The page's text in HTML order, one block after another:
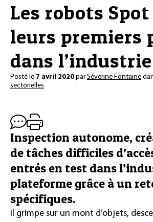
Les robots
leurs premiers
dans l’industrie
Posté le 7 avril 2020 parSéverine Fontaine
sectorielles
Inspection autonome,
de tâches difficiles
entrés en test dans
plateforme grâce à un
spécifiques.
Il grimpe sur un mont d’objets,